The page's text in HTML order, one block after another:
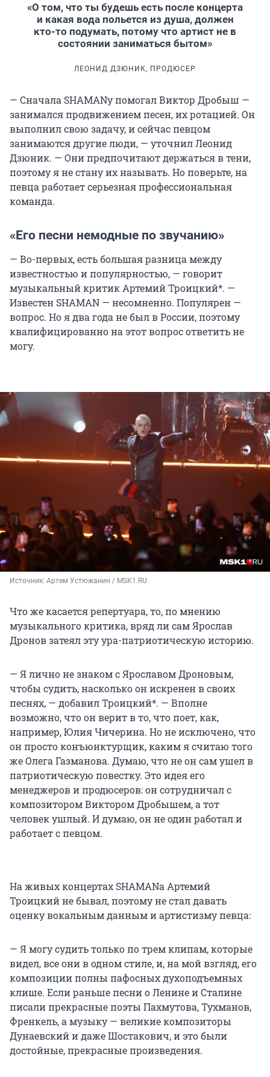
«О том, что ты будешь есть после концерта
и какая вода польется из душа, должен
кто-то подумать, потому что артист не в
состоянии заниматься бытом»
ЛЕОНИД ДЗЮНИК, ПРОДЮСЕР
— Сначала SHAMANу помогал Виктор Дробыш —
занимался продвижением песен, их ротацией. Он
выполнил свою задачу, и сейчас певцом
занимаются другие люди, — уточнил Леонид
Дзюник. — Они предпочитают держаться в тени,
поэтому я не стану их называть. Но поверьте, на
певца работает серьезная профессиональная
команда.
«Его песни немодные по звучанию»
— Во-первых, есть большая разница между
известностью и популярностью, — говорит
музыкальный критик Артемий Троицкий*. —
Известен SHAMAN — несомненно. Популярен —
вопрос. Но я два года не был в России, поэтому
квалифицированно на этот вопрос ответить не
могу.
Источник: Артем Устюжанин / MSK1.RU
Что же касается репертуара, то, по мнению
музыкального критика, вряд ли сам Ярослав
Дронов затеял эту ура-патриотическую историю.
— Я лично не знаком с Ярославом Дроновым,
чтобы судить, насколько он искренен в своих
песнях, — добавил Троицкий*. — Вполне
возможно, что он верит в то, что поет, как,
например, Юлия Чичерина. Но не исключено, что
он просто конъюнктурщик, каким я считаю того
же Олега Газманова. Думаю, что не он сам ушел в
патриотическую повестку. Это идея его
менеджеров и продюсеров: он сотрудничал с
композитором Виктором Дробышем, а тот
человек ушлый. И думаю, он не один работал и
работает с певцом.
На живых концертах SHAMANа Артемий
Троицкий не бывал, поэтому не стал давать
оценку вокальным данным и артистизму певца:
— Я могу судить только по трем клипам, которые
видел, все они в одном стиле, и, на мой взгляд, его
композиции полны пафосных духоподъемных
клише. Если раньше песни о Ленине и Сталине
писали прекрасные поэты Пахмутова, Тухманов,
Френкель, а музыку — великие композиторы
Дунаевский и даже Шостакович, и это были
достойные, прекрасные произведения.